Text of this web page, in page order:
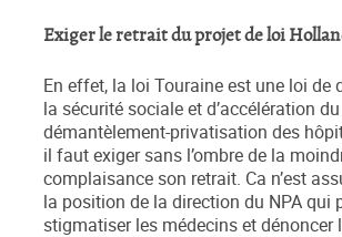
Exiger le retrait du projet de loi
En effet, la loi Touraine est une loi de
la sécurité sociale et d’accélération du
démantèlement-privatisation des
il faut exiger sans l’ombre de la
complaisance son retrait. Ca n’est
la position de la direction du NPA qui
stigmatiser les médecins et dénoncer